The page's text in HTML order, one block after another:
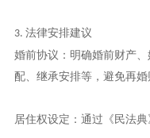
3. 法律安排建议
婚前协议：明确婚前财产
配、继承安排等，避免再婚
居住权设定：通过《民法